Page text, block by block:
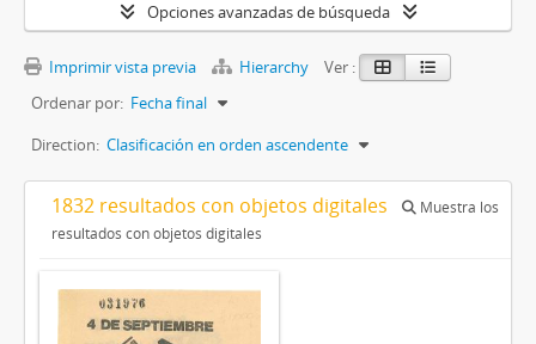
Opciones avanzadas de búsqueda
Imprimir vista previa Hierarchy
Ver :
Ordenar por: Fecha final
Direction: Clasificación en orden ascendente
1832 resultados con objetos digitales
Muestra los
resultados con objetos digitales